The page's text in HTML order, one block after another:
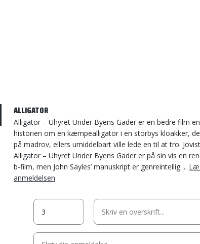
ALLIGATOR
Alligator – Uhyret Under Byens Gader er en bedre film
historien om en kæmpealligator i en storbys kloakker,
på madrov, ellers umiddelbart ville lede en til at tro.
Alligator – Uhyret Under Byens Gader er på sin vis en
b-film, men John Sayles’ manuskript er genreintellig ...
anmeldelsen